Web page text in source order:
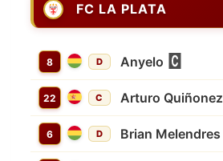
FC LA PLATA
8 D Anyelo
22 C Arturo Quiñonez
6 D Brian Melendres